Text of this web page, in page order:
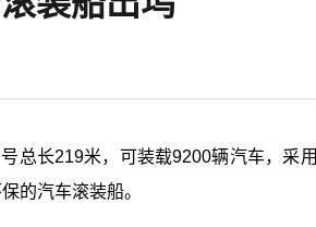
总长219米，可装载9200辆汽车，采用
的汽车滚装船。